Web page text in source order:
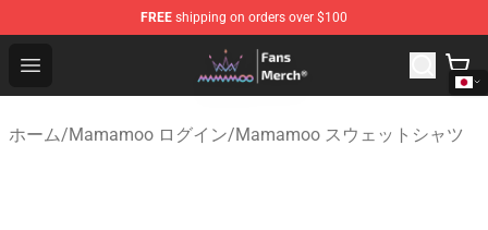
FREE shipping on orders over $100
Open menu
Mamamoo Store - Official Mamamoo Merchandise Shop
ホーム/Mamamoo ログイン/Mamamoo スウェットシャツ